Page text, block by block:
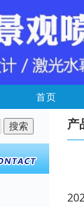
首页
产